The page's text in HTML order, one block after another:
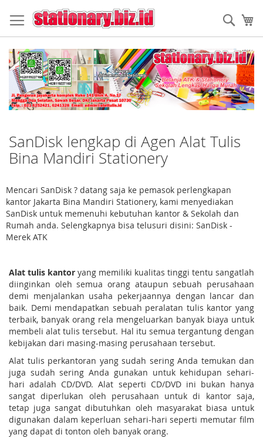
to
Content
SanDisk lengkap di Agen Alat Tulis
Bina Mandiri Stationery
Mencari SanDisk ? datang saja ke pemasok perlengkapan
kantor Jakarta Bina Mandiri Stationery, kami menyediakan
SanDisk untuk memenuhi kebutuhan kantor & Sekolah dan
Rumah anda. Selengkapnya bisa telusuri disini: SanDisk -
Merek ATK
Alat tulis kantor yang memiliki kualitas tinggi tentu sangatlah
diinginkan oleh semua orang ataupun sebuah perusahaan
demi menjalankan usaha pekerjaannya dengan lancar dan
baik. Demi mendapatkan sebuah peralatan tulis kantor yang
terbaik, banyak orang rela mengeluarkan banyak biaya untuk
membeli alat tulis tersebut. Hal itu semua tergantung dengan
kebijakan dari masing-masing perusahaan tersebut.
Alat tulis perkantoran yang sudah sering Anda temukan dan
juga sudah sering Anda gunakan untuk kehidupan sehari-
hari adalah CD/DVD. Alat seperti CD/DVD ini bukan hanya
sangat diperlukan oleh perusahaan untuk di kantor saja,
tetap juga sangat dibutuhkan oleh masyarakat biasa untuk
digunakan dalam keperluan sehari-hari seperti memutar film
yang dapat di tonton oleh banyak orang.